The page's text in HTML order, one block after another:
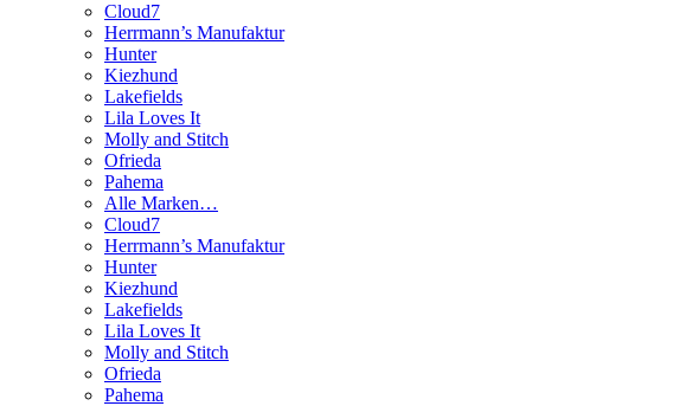
Cloud7
Herrmann’s Manufaktur
Hunter
Kiezhund
Lakefields
Lila Loves It
Molly and Stitch
Ofrieda
Pahema
Alle Marken…
Cloud7
Herrmann’s Manufaktur
Hunter
Kiezhund
Lakefields
Lila Loves It
Molly and Stitch
Ofrieda
Pahema